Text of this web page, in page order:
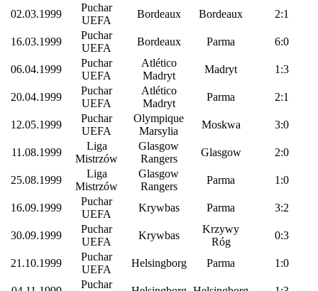
02.03.1999
Puchar
UEFA
Bordeaux Bordeaux 2:1
16.03.1999
Puchar
UEFA
Bordeaux Parma 6:0
06.04.1999
Puchar
UEFA
Atlético
Madryt
Madryt 1:3
20.04.1999
Puchar
UEFA
Atlético
Madryt
Parma 2:1
12.05.1999
Puchar
UEFA
Olympique
Marsylia
Moskwa 3:0
11.08.1999
Liga
Mistrzów
Glasgow
Rangers
Glasgow 2:0
25.08.1999
Liga
Mistrzów
Glasgow
Rangers
Parma 1:0
16.09.1999
Puchar
UEFA
Krywbas Parma 3:2
30.09.1999
Puchar
UEFA
Krywbas
Krzywy
Róg
0:3
21.10.1999
Puchar
UEFA
Helsingborg Parma 1:0
Puchar